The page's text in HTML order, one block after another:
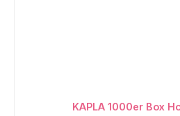
KAPLA 1000er Box